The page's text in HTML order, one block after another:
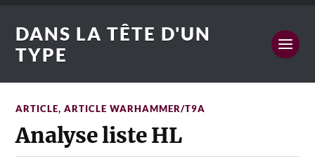
DANS LA TÊTE D'UN
TYPE
ARTICLE,ARTICLE WARHAMMER/T9A
Analyse liste HL